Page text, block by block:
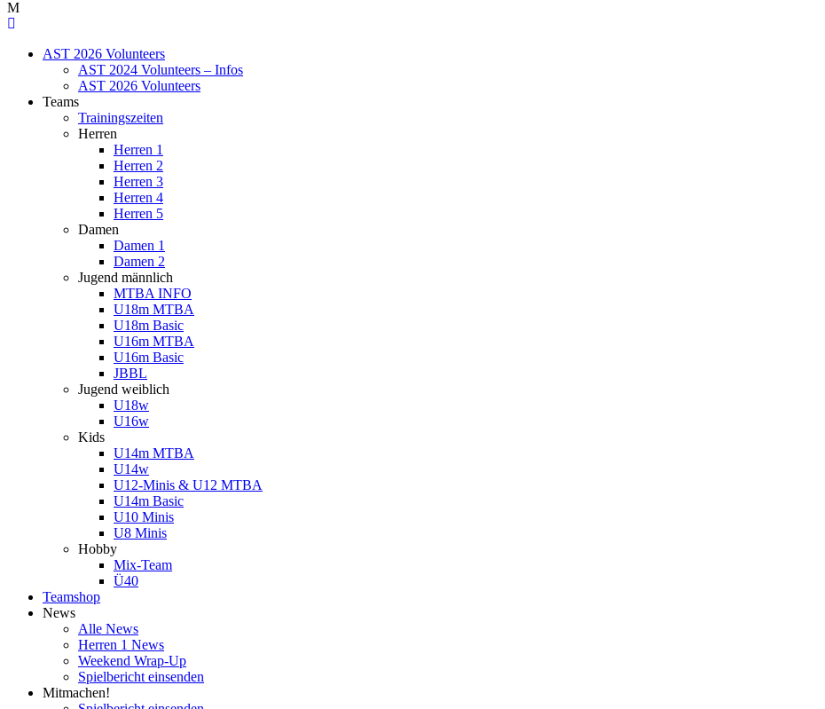
AST 2026 Volunteers
AST 2024 Volunteers – Infos
AST 2026 Volunteers
Teams
Trainingszeiten
Herren
Herren 1
Herren 2
Herren 3
Herren 4
Herren 5
Damen
Damen 1
Damen 2
Jugend männlich
MTBA INFO
U18m MTBA
U18m Basic
U16m MTBA
U16m Basic
JBBL
Jugend weiblich
U18w
U16w
Kids
U14m MTBA
U14w
U12-Minis & U12 MTBA
U14m Basic
U10 Minis
U8 Minis
Hobby
Mix-Team
Ü40
Teamshop
News
Alle News
Herren 1 News
Weekend Wrap-Up
Spielbericht einsenden
Mitmachen!